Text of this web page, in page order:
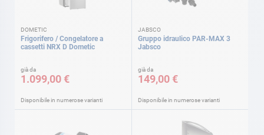
DOMETIC
Frigorifero / Congelatore a
cassetti NRX D Dometic
già da
1.099,00 €
Disponibile in numerose varianti
JABSCO
Gruppo idraulico PAR-MAX 3
Jabsco
già da
149,00 €
Disponibile in numerose varianti